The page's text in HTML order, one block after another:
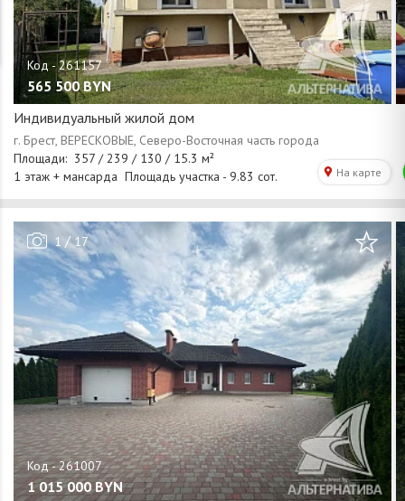
565 500 BYN
Индивидуальный жилой дом
1 /17
1 015 000 BYN